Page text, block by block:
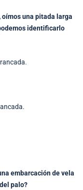
una pitada larga
identificarlo
embarcación de vela
palo?